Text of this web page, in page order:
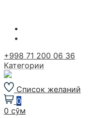
Перейти
+998 71 200 06 36
Категории
Список желаний
0
0 сўм